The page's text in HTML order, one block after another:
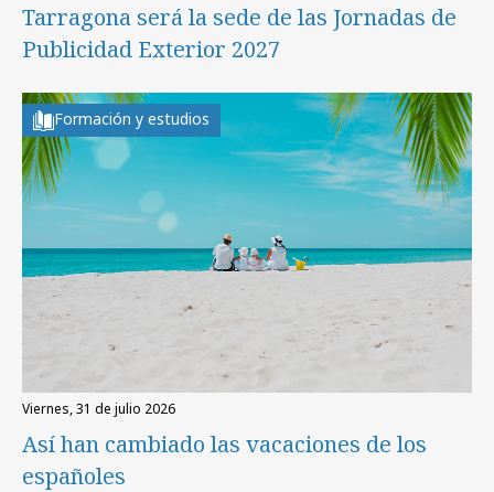
Tarragona será la sede de las Jornadas de
Publicidad Exterior 2027
Formación y estudios
viernes, 31 de julio 2026
Así han cambiado las vacaciones de los
españoles